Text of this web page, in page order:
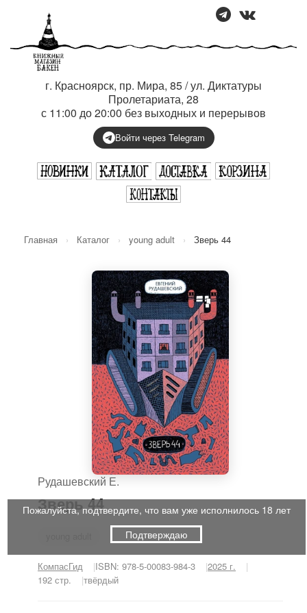
г. Красноярск, пр. Мира, 85 / ул. Диктатуры
Пролетариата, 28
с 11:00 до 20:00 без выходных и перерывов
Войти через Telegram
Главная › Каталог › young adult › Зверь 44
Рудашевский Е.
Зверь 44
КомпасГид ISBN: 978-5-00083-984-3
2025 г.
192 стр.
твёрдый
Пожалуйста, подтвердите, что вам уже исполнилось 18 лет
Подтверждаю